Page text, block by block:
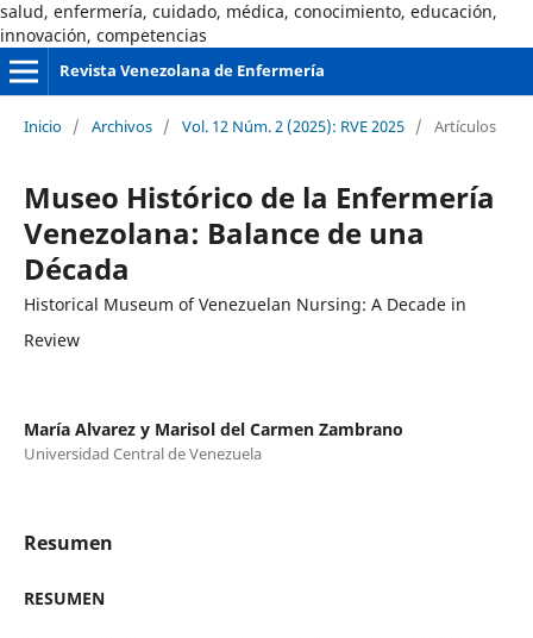
salud, enfermería, cuidado, médica, conocimiento, educación,
innovación, competencias
Revista Venezolana de Enfermería
Inicio / Archivos / Vol. 12 Núm. 2 (2025): RVE 2025 / Artículos
Museo Histórico de la Enfermería
Venezolana: Balance de una
Década
Historical Museum of Venezuelan Nursing: A Decade in
Review
María Alvarez y Marisol del Carmen Zambrano
Universidad Central de Venezuela
Resumen
RESUMEN